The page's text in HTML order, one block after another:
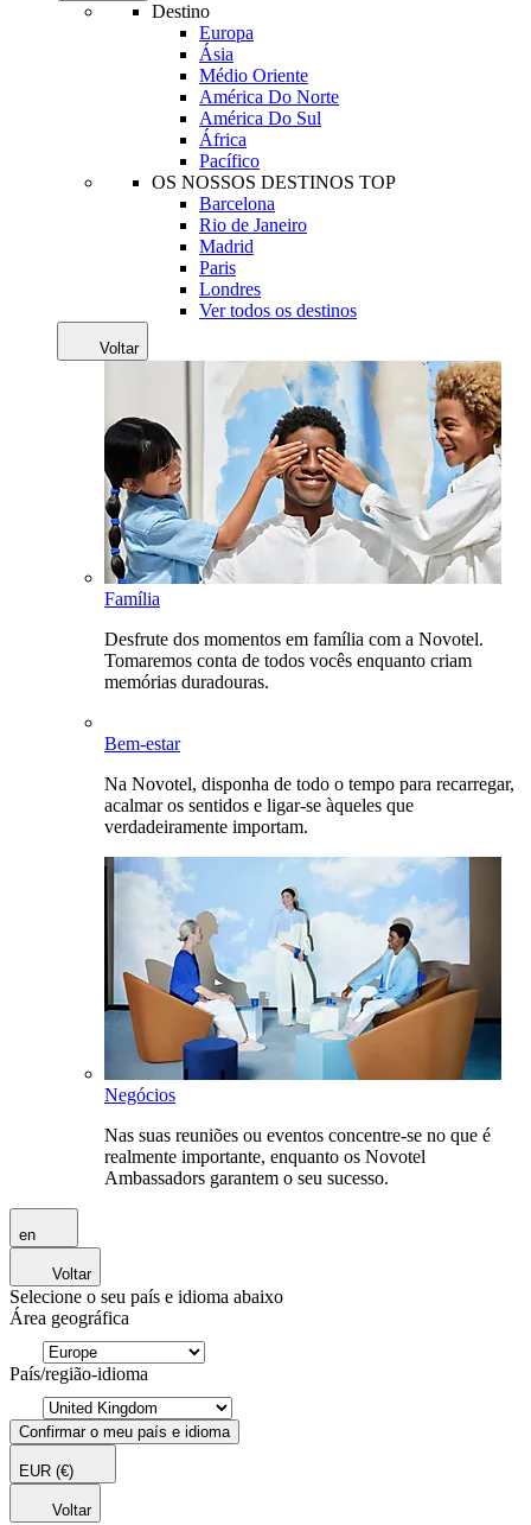
Destino
Europa
Ásia
Médio Oriente
América Do Norte
América Do Sul
África
Pacífico
OS NOSSOS DESTINOS TOP
Barcelona
Rio de Janeiro
Madrid
Paris
Londres
Ver todos os destinos
Voltar
Família
Desfrute dos momentos em família com a Novotel.
Tomaremos conta de todos vocês enquanto criam
memórias duradouras.
Bem-estar
Na Novotel, disponha de todo o tempo para recarregar,
acalmar os sentidos e ligar-se àqueles que
verdadeiramente importam.
Negócios
Nas suas reuniões ou eventos concentre-se no que é
realmente importante, enquanto os Novotel
Ambassadors garantem o seu sucesso.
en
Voltar
Selecione o seu país e idioma abaixo
Área geográfica
País/região-idioma
Confirmar o meu país e idioma
EUR (€)
Voltar